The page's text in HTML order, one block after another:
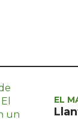
Política
Turismo
Asuntos Sociales
EL